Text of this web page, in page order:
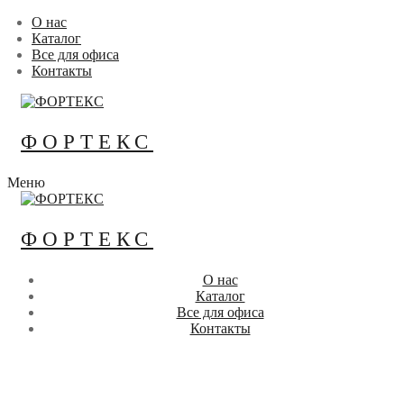
Перейти
содержимому
Меню
Закрыть
О нас
Каталог
Все для офиса
Контакты
ФОРТЕКС
Меню
ФОРТЕКС
О нас
Каталог
Все для офиса
Контакты